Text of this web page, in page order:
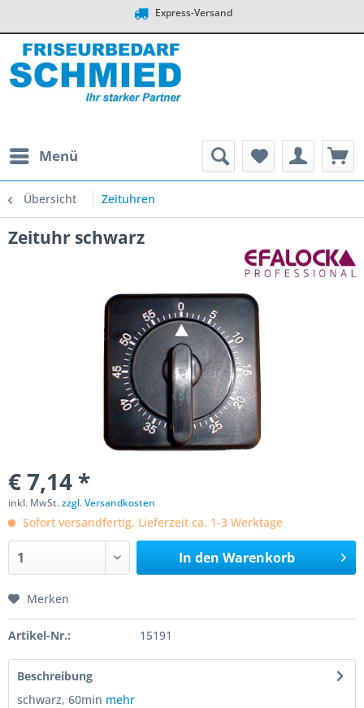
Express-Versand
Menü
Übersicht Zeituhren
Zeituhr schwarz
€ 7,14 *
inkl. MwSt.zzgl. Versandkosten
Sofort versandfertig, Lieferzeit ca. 1-3 Werktage
In den Warenkorb
Merken
Artikel-Nr.: 15191
Beschreibung
schwarz, 60min mehr